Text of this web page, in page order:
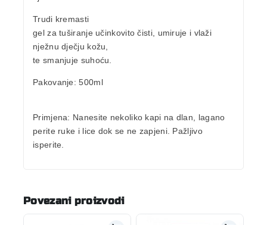
Trudi kremasti
gel za tuširanje učinkovito čisti, umiruje i vlaži
nježnu dječju kožu,
te smanjuje suhoću.
Pakovanje: 500ml
Primjena: Nanesite nekoliko kapi na dlan, lagano
perite ruke i lice dok se ne zapjeni. Pažljivo
isperite.
Povezani proizvodi